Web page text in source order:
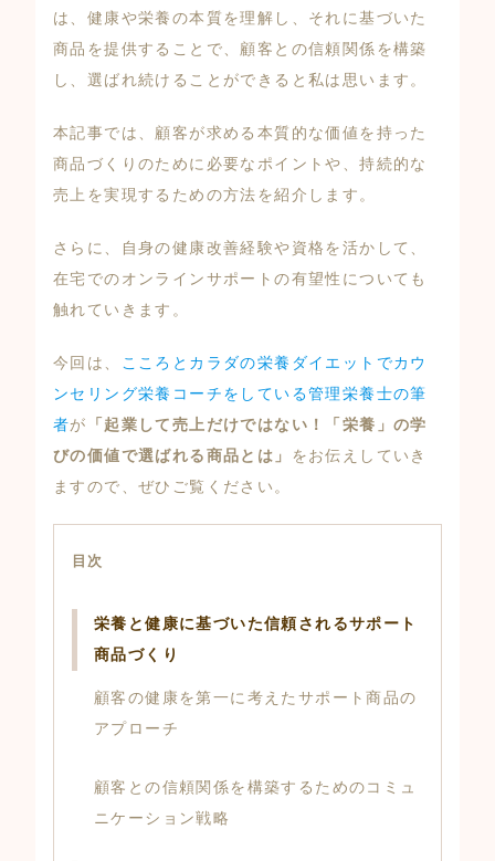
は、健康や栄養の本質を理解し、それに基づいた
商品を提供することで、顧客との信頼関係を構築
し、選ばれ続けることができると私は思います。
本記事では、顧客が求める本質的な価値を持った
商品づくりのために必要なポイントや、持続的な
売上を実現するための方法を紹介します。
さらに、自身の健康改善経験や資格を活かして、
在宅でのオンラインサポートの有望性についても
触れていきます。
今回は、
こころとカラダの栄養ダイエットでカウ
ンセリング栄養コーチをしている管理栄養士の筆
者が
「起業して売上だけではない！「栄養」の学
びの価値で選ばれる商品とは」 をお伝えしていき
ますので、ぜひご覧ください。
目次
栄養と健康に基づいた信頼されるサポート
商品づくり
顧客の健康を第一に考えたサポート商品の
アプローチ
顧客との信頼関係を構築するためのコミュ
ニケーション戦略